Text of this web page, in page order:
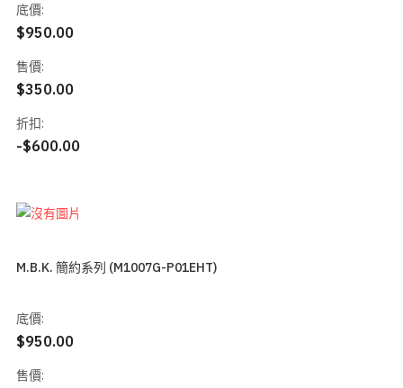
底價:
$950.00
售價:
$350.00
折扣:
-$600.00
M.B.K. 簡約系列 (M1007G-P01EHT)
底價:
$950.00
售價: